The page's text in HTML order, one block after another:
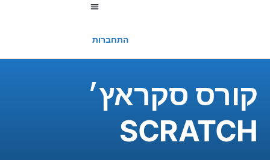
התחברות
קורס סקראץ׳
SCRATCH